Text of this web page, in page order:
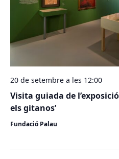
Visita guiada de
els gitanos’
20 de setembre a les 12:00
Fundació Palau